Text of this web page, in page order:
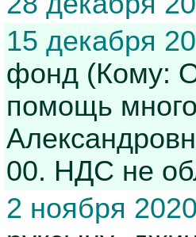
15 декабря
фонд (Кому:
помощь
00. НДС не
2 ноября